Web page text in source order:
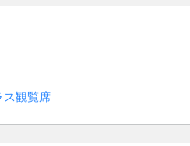
ス観覧席